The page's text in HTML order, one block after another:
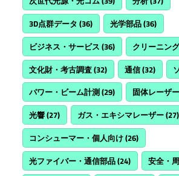
3D点群データ (36) 光学部品(36)
ビジネス・サービス (36) クリーニン
文化財・考古調査(32) 通信(32)
パワー・ビーム計測(29) 固体レーザ
光響(27) ガス・エキシマレーザー(27)
コンシューマー・個人向け(26)
光ファイバー・通信部品(24) 安全・